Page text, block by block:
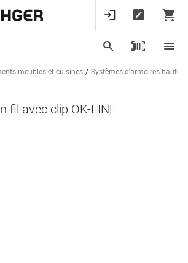
meubles et cuisines Systèmes d'armoires hautes
fil avec clip OK-LINE